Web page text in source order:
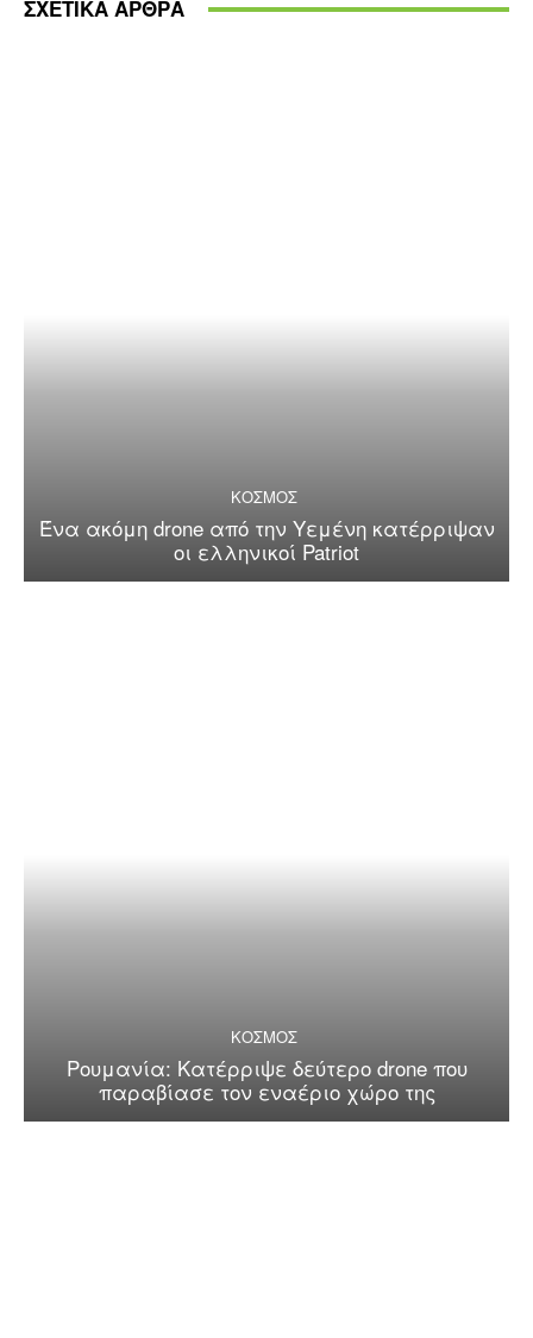
ΣΧΕΤΙΚΑ ΑΡΘΡΑ
ΚΟΣΜΟΣ
Ένα ακόμη drone από την Υεμένη κατέρριψαν
οι ελληνικοί Patriot
ΚΟΣΜΟΣ
Ρουμανία: Κατέρριψε δεύτερο drone που
παραβίασε τον εναέριο χώρο της